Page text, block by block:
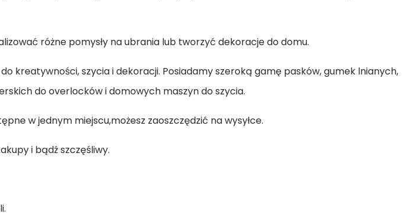
różne pomysły na ubrania lub tworzyć dekoracje do domu.
szycia i dekoracji. Posiadamy szeroką gamę pasków, gumek lnianych,
do overlocków i domowych maszyn do szycia.
w jednym miejscu,możesz zaoszczędzić na wysyłce.
i bądź szczęśliwy.